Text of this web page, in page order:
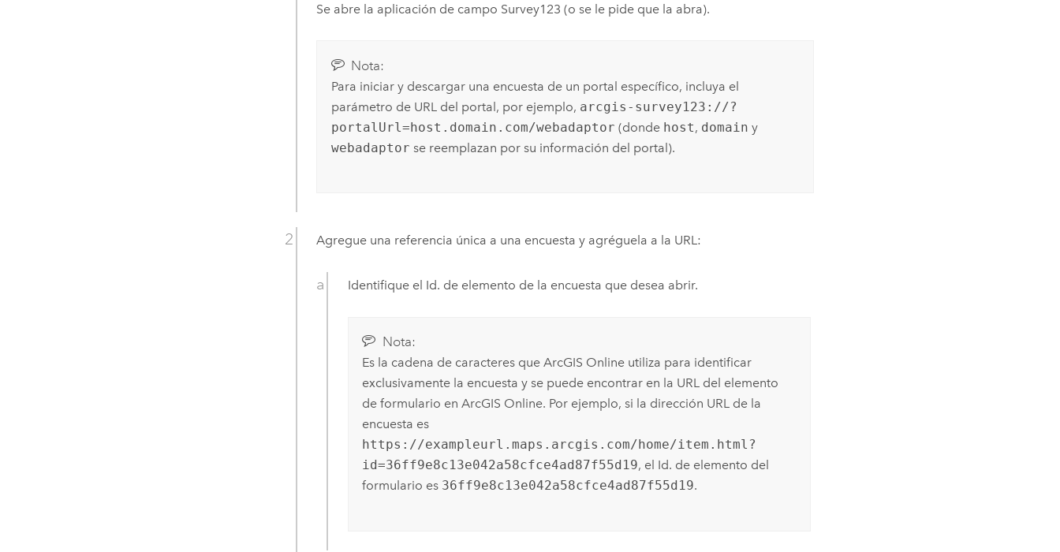
Se abre la aplicación de campo Survey123 (o se le pide que la abra).
Nota:
Para iniciar y descargar una encuesta de un portal específico, incluya el
parámetro de URL del portal, por ejemplo, arcgis-survey123://?
portalUrl=host.domain.com/webadaptor (donde host, domain y
webadaptor se reemplazan por su información del portal).
Agregue una referencia única a una encuesta y agréguela a la URL:
Identifique el Id. de elemento de la encuesta que desea abrir.
Nota:
Es la cadena de caracteres queArcGIS Online utiliza para identificar
exclusivamente la encuesta y se puede encontrar en la URL del elemento
de formulario enArcGIS Online. Por ejemplo, si la dirección URL de la
encuesta es
https://exampleurl.maps.arcgis.com/home/item.html?
id=36ff9e8c13e042a58cfce4ad87f55d19, el Id. de elemento del
formulario es 36ff9e8c13e042a58cfce4ad87f55d19.